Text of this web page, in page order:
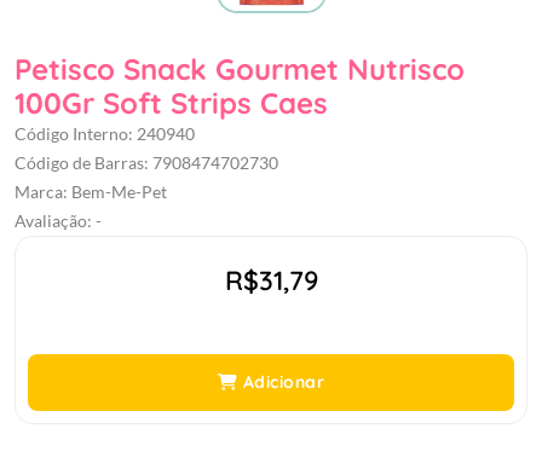
Petisco Snack Gourmet Nutrisco
100Gr Soft Strips Caes
Código Interno: 240940
Código de Barras: 7908474702730
Marca: Bem-Me-Pet
Avaliação: -
R$31,79
Adicionar